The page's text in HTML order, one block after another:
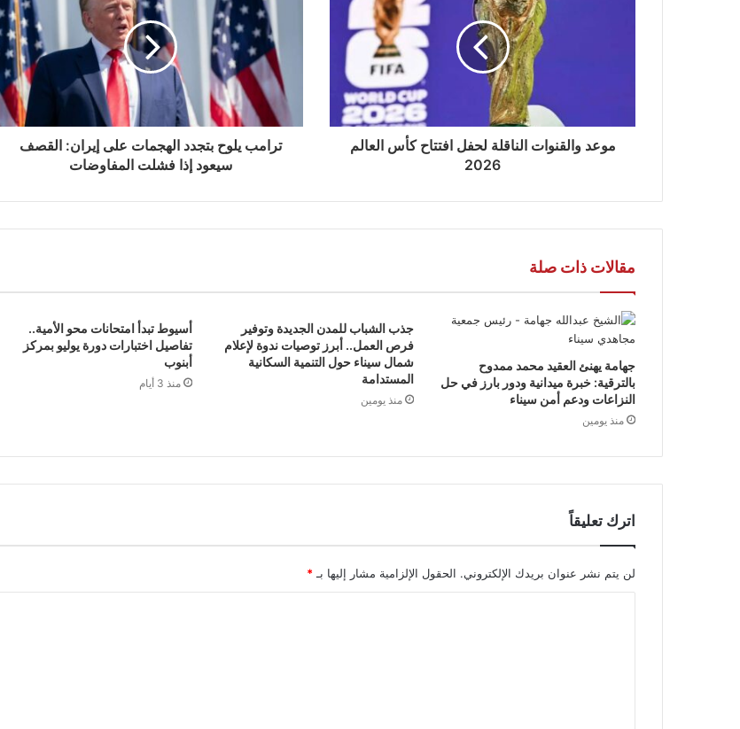
موعد والقنوات الناقلة لحفل افتتاح كأس العالم
2026
ترامب يلوح بتجدد الهجمات على إيران: القصف
سيعود إذا فشلت المفاوضات
مقالات ذات صلة
جهامة يهنئ العقيد محمد ممدوح
بالترقية: خبرة ميدانية ودور بارز في حل
النزاعات ودعم أمن سيناء
منذ يومين
جذب الشباب للمدن الجديدة وتوفير
فرص العمل.. أبرز توصيات ندوة لإعلام
شمال سيناء حول التنمية السكانية
المستدامة
منذ يومين
أسيوط تبدأ امتحانات محو الأمية..
تفاصيل اختبارات دورة يوليو بمركز
أبنوب
منذ 3 أيام
اترك تعليقاً
لن يتم نشر عنوان بريدك الإلكتروني. الحقول الإلزامية مشار إليها بـ *